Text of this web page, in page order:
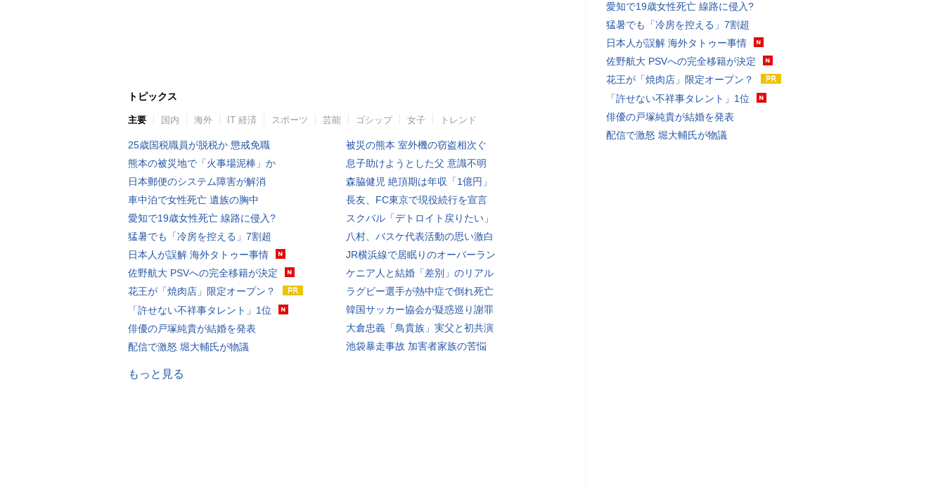
トピックス
主要 国内 海外 IT 経済 スポーツ 芸能 ゴシップ 女子 トレンド
25歳国税職員が脱税か 懲戒免職
熊本の被災地で「火事場泥棒」か
日本郵便のシステム障害が解消
車中泊で女性死亡 遺族の胸中
愛知で19歳女性死亡 線路に侵入?
猛暑でも「冷房を控える」7割超
日本人が誤解 海外タトゥー事情
佐野航大 PSVへの完全移籍が決定
花王が「焼肉店」限定オープン？
「許せない不祥事タレント」1位
俳優の戸塚純貴が結婚を発表
配信で激怒 堀大輔氏が物議
被災の熊本 室外機の窃盗相次ぐ
息子助けようとした父 意識不明
森脇健児 絶頂期は年収「1億円」
長友、FC東京で現役続行を宣言
スクバル「デトロイト戻りたい」
八村、バスケ代表活動の思い激白
JR横浜線で居眠りのオーバーラン
ケニア人と結婚「差別」のリアル
ラグビー選手が熱中症で倒れ死亡
韓国サッカー協会が疑惑巡り謝罪
大倉忠義「鳥貴族」実父と初共演
池袋暴走事故 加害者家族の苦悩
もっと見る
愛知で19歳女性死亡 線路に侵入?
猛暑でも「冷房を控える」7割超
日本人が誤解 海外タトゥー事情
佐野航大 PSVへの完全移籍が決定
花王が「焼肉店」限定オープン？
「許せない不祥事タレント」1位
俳優の戸塚純貴が結婚を発表
配信で激怒 堀大輔氏が物議